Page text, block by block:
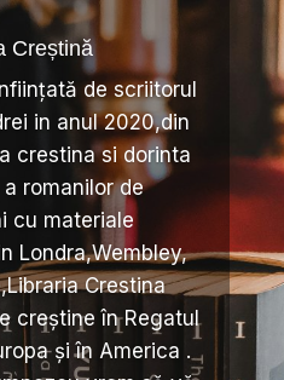
Creștină
de scriitorul
in anul 2020,din
crestina si dorinta
romanilor de
cu materiale
Londra,Wembley,
Crestina
creștine în Regatul
și în America .